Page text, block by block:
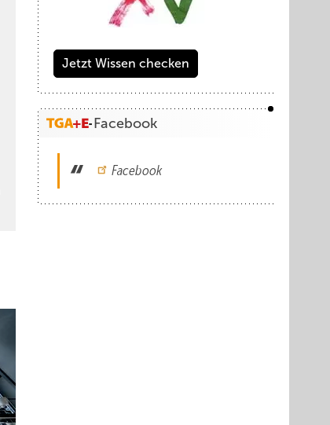
Jetzt Wissen checken
Facebook
Facebook